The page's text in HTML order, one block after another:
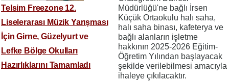
Telsim Freezone 12.
Liselerarası Müzik Yarışması
İçin Girne, Güzelyurt ve
Lefke Bölge Okulları
Hazırlıklarını Tamamladı
Müdürlüğü'ne bağlı İrsen
Küçük Ortaokulu halı saha,
halı saha binası, kafeterya ve
bağlı alanların işletme
hakkının 2025-2026 Eğitim-
Öğretim Yılından başlayacak
şekilde verilebilmesi amacıyla
ihaleye çıkılacaktır.